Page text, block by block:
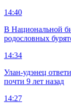
14:40
В Национальной
родословных
14:34
Улан-удэнец
почти 9 лет назад
14:27